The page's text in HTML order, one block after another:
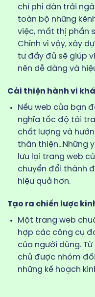
chi phí dàn trải
toàn bộ những
việc, mất thị phần
Chính vì vậy, xây
tư đầy đủ sẽ giúp
nên dễ dàng và
Cải thiện hành vi
Nếu web của bạn
nghĩa tốc độ tải
chất lượng và
thân thiện…Những
lưu lại trang web
chuyển đổi thành
hiệu quả hơn.
Tạo ra chiến lược
Một trang web
hợp các công cụ
của người dùng.
chủ được nhóm
những kế hoạch